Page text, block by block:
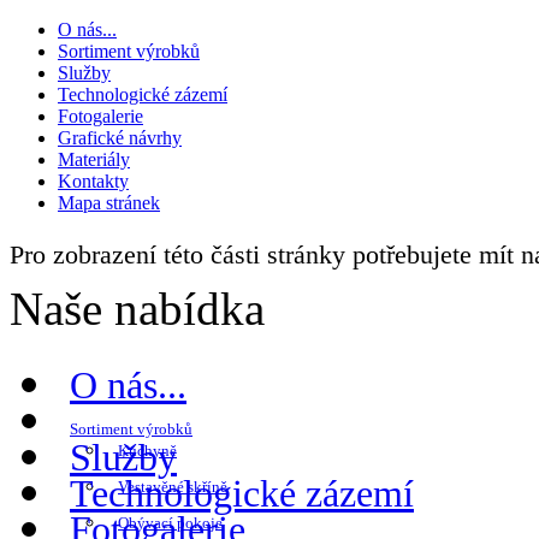
O nás...
Sortiment výrobků
Služby
Technologické zázemí
Fotogalerie
Grafické návrhy
Materiály
Kontakty
Mapa stránek
Pro zobrazení této části stránky potřebujete mít
Naše nabídka
O nás...
Sortiment výrobků
Kuchyně
Vestavěné skříně
Obývací pokoje
Služby
Technologické zázemí
Fotogalerie